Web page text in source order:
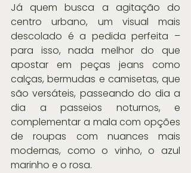
Já quem busca a agitação do
centro urbano, um visual mais
descolado é a pedida perfeita –
para isso, nada melhor do que
apostar em peças jeans como
calças, bermudas e camisetas, que
são versáteis, passeando do dia a
dia a passeios noturnos, e
complementar a mala com opções
de roupas com nuances mais
modernas, como o vinho, o azul
marinho e o rosa.